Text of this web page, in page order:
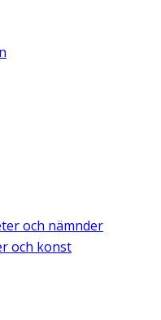
och nämnder
och konst